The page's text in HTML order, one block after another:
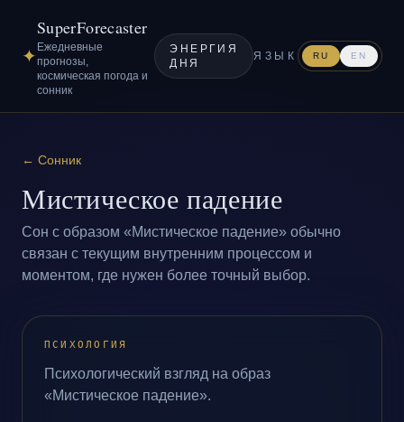
✦
SuperForecaster
Ежедневные
прогнозы,
космическая погода и
сонник
ЭНЕРГИЯ
ДНЯ
ЯЗЫК RU EN
← Сонник
Мистическое падение
Сон с образом «Мистическое падение» обычно
связан с текущим внутренним процессом и
моментом, где нужен более точный выбор.
ПСИХОЛОГИЯ
Психологический взгляд на образ
«Мистическое падение».